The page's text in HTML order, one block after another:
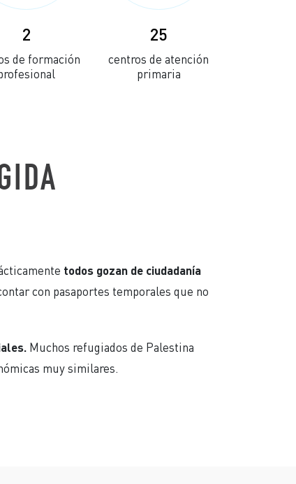
2
de formación
25
centros de atención
primaria
todos gozan de ciudadanía
con pasaportes temporales que no
Muchos refugiados de Palestina
muy similares.